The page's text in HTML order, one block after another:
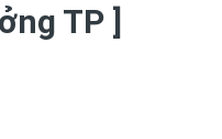
TP ]